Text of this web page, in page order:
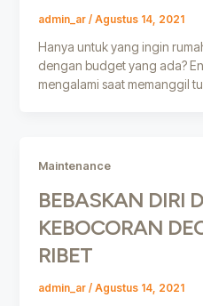
admin_ar / Agustus 14, 2021
Hanya untuk yang ingin
dengan budget yang ada?
mengalami saat memanggil
Maintenance
BEBASKAN DIRI
KEBOCORAN
RIBET
admin_ar / Agustus 14, 2021